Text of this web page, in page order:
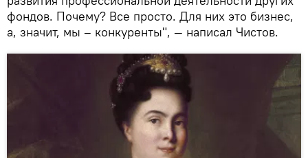
фондов. Почему? Все просто. Для них это бизнес,
а, значит, мы – конкуренты", — написал Чистов.